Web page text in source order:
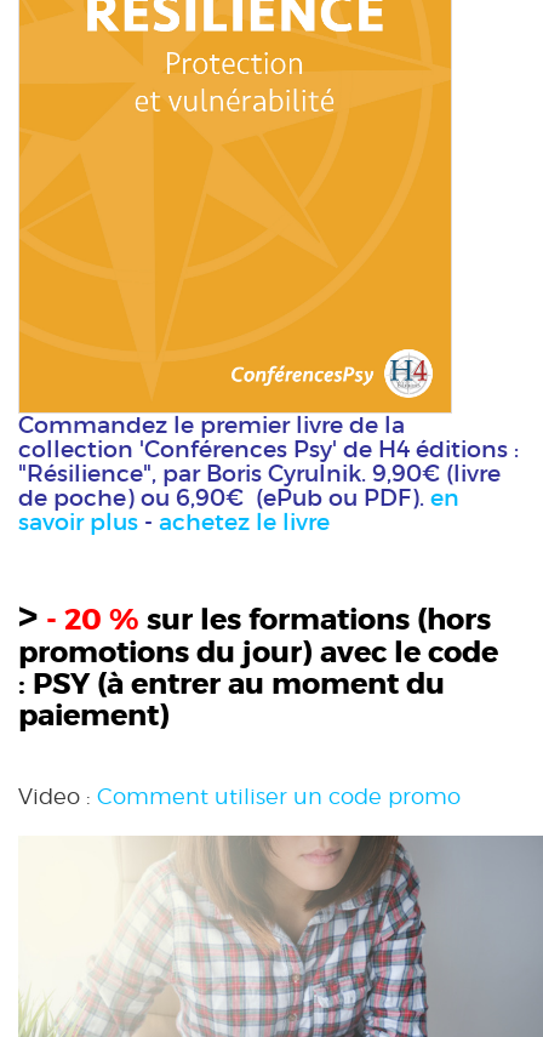
Commandez le premier livre de la
collection 'Conférences Psy' de H4 éditions :
"Résilience", par Boris Cyrulnik. 9,90€ (livre
de poche) ou 6,90€ (ePub ou PDF). en
savoir plus - achetez le livre
> - 20 % sur les formations (hors
promotions du jour) avec le code
: PSY(à entrer au moment du
paiement)
Video : Comment utiliser un code promo